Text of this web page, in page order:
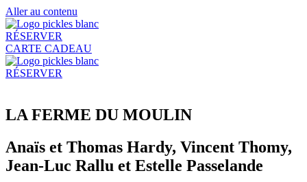
Aller au contenu
RÉSERVER
CARTE CADEAU
RÉSERVER
LA FERME DU MOULIN
Anaïs et Thomas Hardy, Vincent Thomy,
Jean-Luc Rallu et Estelle Passelande​​